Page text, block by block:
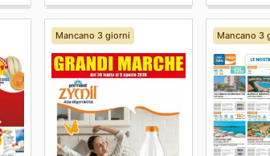
Mancano 3 giorni Mancano 3